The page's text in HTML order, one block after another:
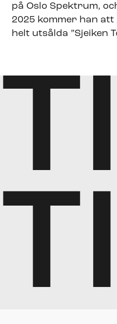
på Oslo Spektrum,
2025 kommer han att
helt utsålda ”Sjeiken